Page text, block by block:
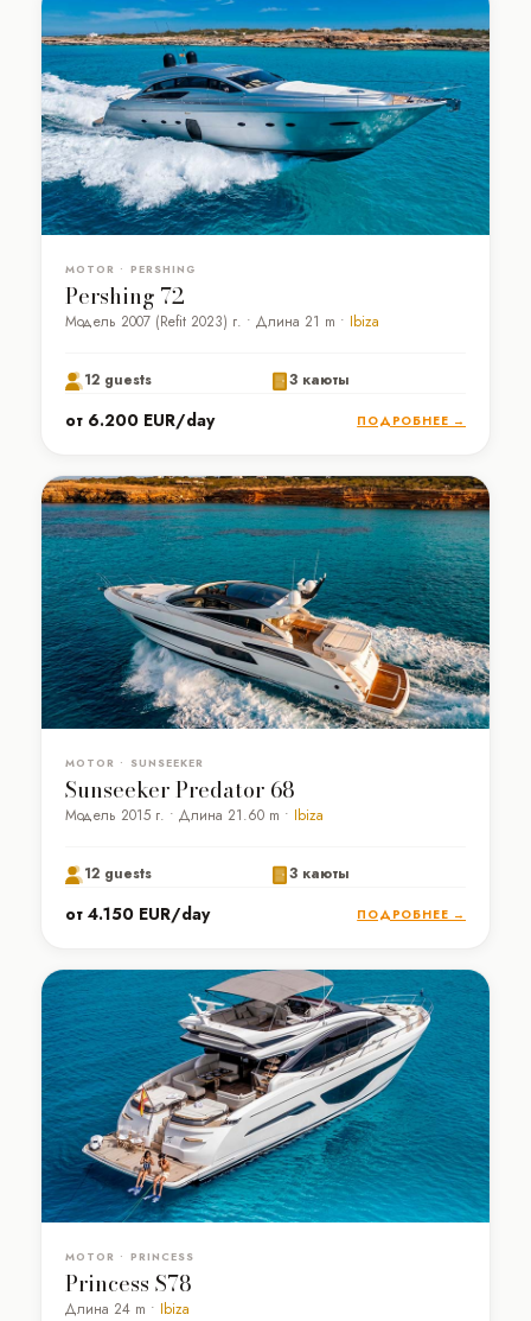
MOTOR • PERSHING
Pershing 72
Модель 2007 (Refit 2023) г. • Длина 21 m • Ibiza
12 guests 3 каюты
от 6.200 EUR/day ПОДРОБНЕЕ →
MOTOR • SUNSEEKER
Sunseeker Predator 68
Модель 2015 г. • Длина 21.60 m • Ibiza
12 guests 3 каюты
от 4.150 EUR/day ПОДРОБНЕЕ →
MOTOR • PRINCESS
Princess S78
Длина 24 m • Ibiza